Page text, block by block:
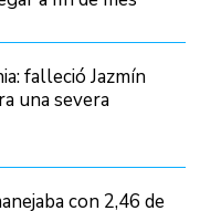
falleció Jazmín
una severa
con 2,46 de